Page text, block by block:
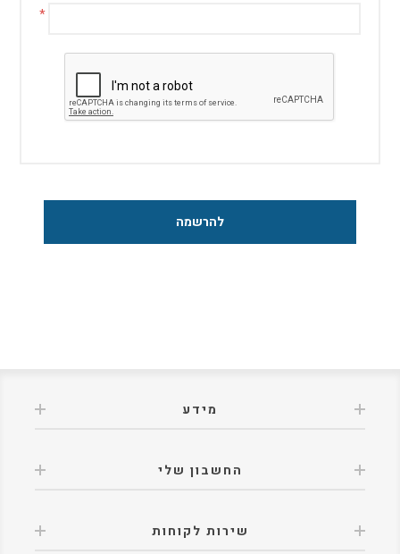
*
מידע
החשבון שלי
שירות לקוחות